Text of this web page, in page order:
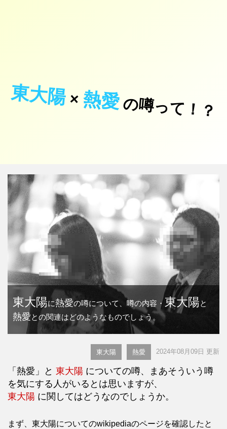
東大陽×熱愛の噂って！？
東大陽に熱愛の噂について、噂の内容・ 東大陽と
熱愛との関連はどのようなものでしょう。
東大陽 熱愛 2024年08月09日 更新
「熱愛」と 東大陽 についての噂、まあそういう噂
を気にする人がいるとは思いますが、
東大陽 に関してはどうなのでしょうか。
まず、東大陽についてのwikipediaのページを確認したと